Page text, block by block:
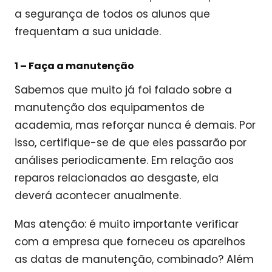
a segurança de todos os alunos que
frequentam a sua unidade.
1 – Faça a manutenção
Sabemos que muito já foi falado sobre a
manutenção dos equipamentos de
academia, mas reforçar nunca é demais. Por
isso, certifique-se de que eles passarão por
análises periodicamente. Em relação aos
reparos relacionados ao desgaste, ela
deverá acontecer anualmente.
Mas atenção: é muito importante verificar
com a empresa que forneceu os aparelhos
as datas de manutenção, combinado? Além